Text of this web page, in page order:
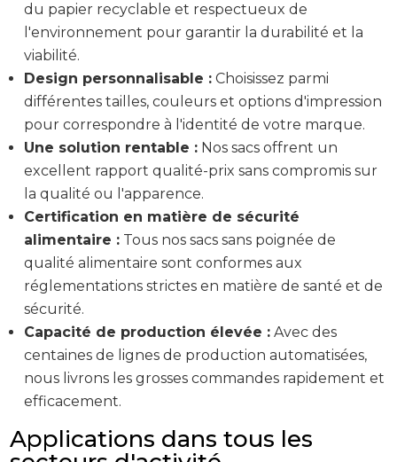
du papier recyclable et respectueux de
l'environnement pour garantir la durabilité et la
viabilité.
Design personnalisable : Choisissez parmi
différentes tailles, couleurs et options d'impression
pour correspondre à l'identité de votre marque.
Une solution rentable : Nos sacs offrent un
excellent rapport qualité-prix sans compromis sur
la qualité ou l'apparence.
Certification en matière de sécurité
alimentaire : Tous nos sacs sans poignée de
qualité alimentaire sont conformes aux
réglementations strictes en matière de santé et de
sécurité.
Capacité de production élevée : Avec des
centaines de lignes de production automatisées,
nous livrons les grosses commandes rapidement et
efficacement.
Applications dans tous les